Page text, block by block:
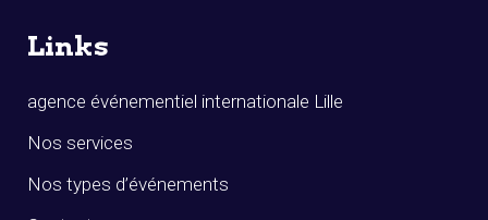
Links
agence événementiel internationale Lille
Nos services
Nos types d’événements